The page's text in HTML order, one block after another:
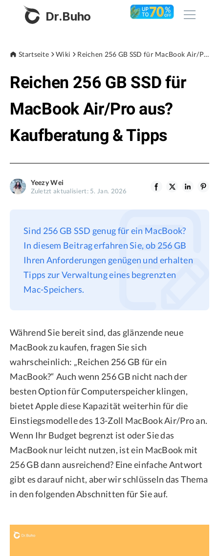
Dr.Buho
Produkte
BuhoCleaner
BuhoRepair
BuhoLaunchpad
Store
Blog
Datenschutz
Refund Policy
Startseite Wiki Reichen 256 GB SSD für MacBook Air/Pro aus? Kaufberatung & Tipps
Reichen 256 GB SSD für
MacBook Air/Pro aus?
Kaufberatung & Tipps
Yeezy Wei
Zuletzt aktualisiert: 5. Jan. 2026
Sind 256 GB SSD genug für ein MacBook?
In diesem Beitrag erfahren Sie, ob 256 GB
Ihren Anforderungen genügen und erhalten
Tipps zur Verwaltung eines begrenzten
Mac-Speichers.
Während Sie bereit sind, das glänzende neue
MacBook zu kaufen, fragen Sie sich
wahrscheinlich: „Reichen 256 GB für ein
MacBook?“ Auch wenn 256 GB nicht nach der
besten Option für Computerspeicher klingen,
bietet Apple diese Kapazität weiterhin für die
Einstiegsmodelle des 13-Zoll MacBook Air/Pro an.
Wenn Ihr Budget begrenzt ist oder Sie das
MacBook nur leicht nutzen, ist ein MacBook mit
256 GB dann ausreichend? Eine einfache Antwort
gibt es darauf nicht, aber wir schlüsseln das Thema
in den folgenden Abschnitten für Sie auf.